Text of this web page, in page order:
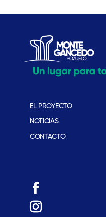
EL PROYECTO
NOTICIAS
CONTACTO